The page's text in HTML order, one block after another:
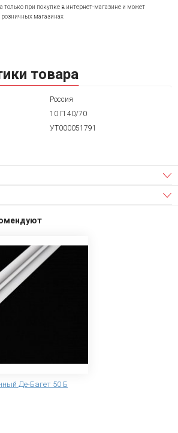
только при покупке в интернет-магазине и может
розничных магазинах
товара
Россия
10 П 40/70
УТ000051791
Де-Багет 50 Б